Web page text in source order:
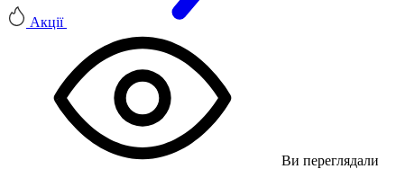
Акції
Ви переглядали